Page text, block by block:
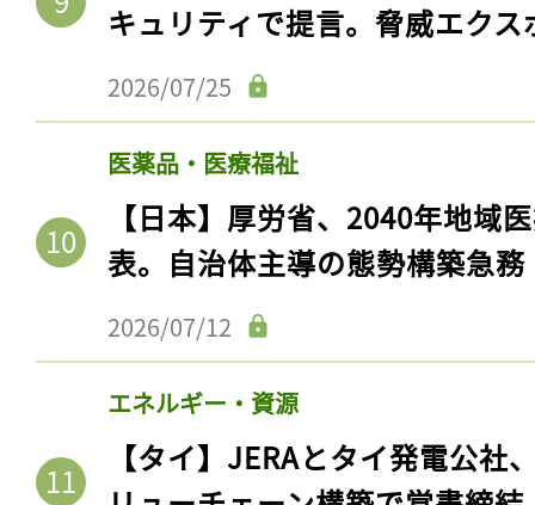
キュリティで提言。脅威エク
2026/07/25
医薬品・医療福祉
【日本】厚労省、2040年地域
表。自治体主導の態勢構築急務
2026/07/12
エネルギー・資源
【タイ】JERAとタイ発電公社
記事をお気に入りに
ログインが必